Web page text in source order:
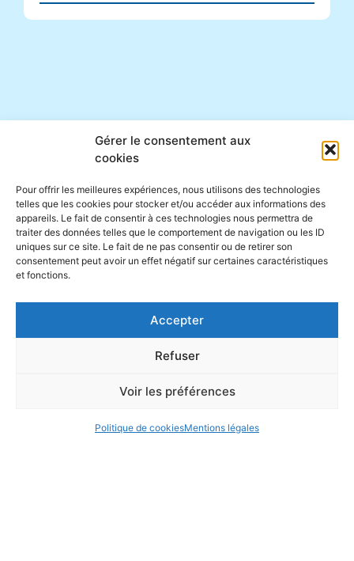
Gérer le consentement aux
cookies
Pour offrir les meilleures expériences, nous utilisons des technologies
telles que les cookies pour stocker et/ou accéder aux informations des
appareils. Le fait de consentir à ces technologies nous permettra de
traiter des données telles que le comportement de navigation ou les ID
uniques sur ce site. Le fait de ne pas consentir ou de retirer son
consentement peut avoir un effet négatif sur certaines caractéristiques
et fonctions.
Accepter
Refuser
Voir les préférences
Politique de cookiesMentions légales